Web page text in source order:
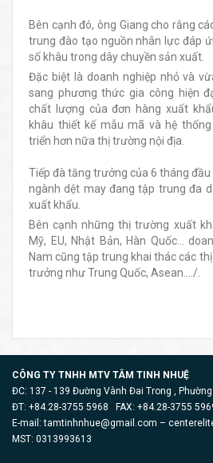
Bên cạnh đó, ông Giang cho rằng
trung đào tạo nguồn nhân lực đáp
số khâu trong dây chuyền sản xuất.
Đặc biệt là doanh nghiệp nhỏ và
sang phương thức gia công hiện
chất lượng của đơn hàng xuất
khâu thiết kế mẫu mã và hệ
triển hơn nữa thị trường nội địa.
Tiếp đà tăng trưởng của 6 tháng
ngành dệt may đang tập trung đa
xuất khẩu.
Bên cạnh những thị trường xuất
Mỹ, EU, Nhật Bản, Hàn Quốc…
Nam cũng tập trung khai thác các
trưởng như Trung Quốc, Asean..../.
CÔNG TY TNHH MTV TÂM TINH NHUỆ
ĐC: 137 - 139 Đường Vành Đai Trong , Phường
ĐT: +84.28-3755 5968 FAX: +84.28-3755
E-mail:tamtinhnhue@gmail.com –
MST: 0313993613